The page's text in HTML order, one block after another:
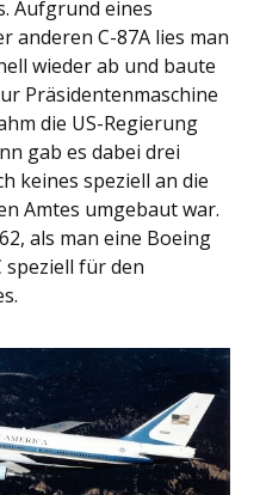
Aufgrund eines
anderen C-87A lies man
wieder ab und baute
Präsidentenmaschine
die US-Regierung
gab es dabei drei
keines speziell an die
Amtes umgebaut war.
als man eine Boeing
speziell für den